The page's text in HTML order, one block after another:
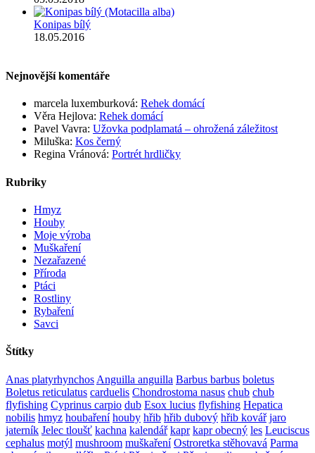
Konipas bílý
18.05.2016
Nejnovější komentáře
marcela luxemburková: Rehek domácí
Věra Hejlova: Rehek domácí
Pavel Vavra: Užovka podplamatá – ohrožená záležitost
Miluška: Kos černý
Regina Vránová: Portrét hrdličky
Rubriky
Hmyz
Houby
Moje výroba
Muškaření
Nezařazené
Příroda
Ptáci
Rostliny
Rybaření
Savci
Štítky
Anas platyrhynchos Anguilla anguilla Barbus barbus boletus
Boletus reticulatus carduelis Chondrostoma nasus chub chub
flyfishing Cyprinus carpio dub Esox lucius flyfishing Hepatica
nobilis hmyz houbaření houby hřib hřib dubový hřib kovář jaro
jaterník Jelec tloušť kachna kalendář kapr kapr obecný les Leuciscus
cephalus motýl mushroom muškaření Ostroretka stěhovavá Parma